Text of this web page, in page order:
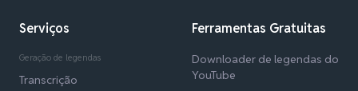
Serviços
Geração de legendas
Transcrição
Ferramentas Gratuitas
Downloader de legendas do
YouTube